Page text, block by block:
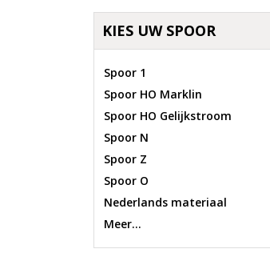
KIES UW SPOOR
Spoor 1
Spoor HO Marklin
Spoor HO Gelijkstroom
Spoor N
Spoor Z
Spoor O
Nederlands materiaal
Meer...